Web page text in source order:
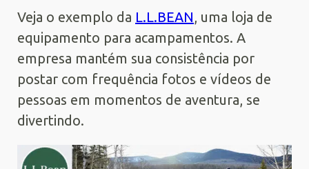
Veja o exemplo da L.L.BEAN, uma loja de
equipamento para acampamentos. A
empresa mantém sua consistência por
postar com frequência fotos e vídeos de
pessoas em momentos de aventura, se
divertindo.